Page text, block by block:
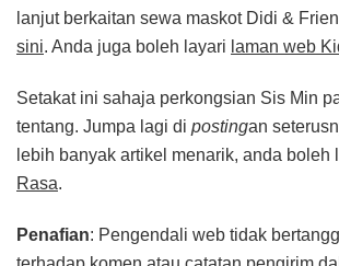
lanjut berkaitan sewa maskot Didi &
sini. Anda juga boleh layari laman web
Setakat ini sahaja perkongsian Sis Min
tentang. Jumpa lagi di postingan
lebih banyak artikel menarik, anda boleh
Rasa.
Penafian: Pengendali web tidak